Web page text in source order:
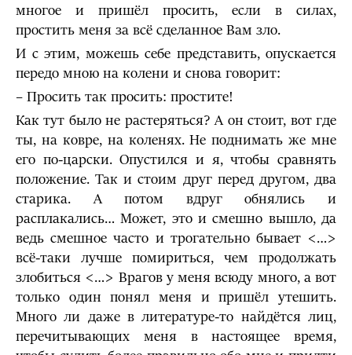
многое и пришёл просить, если в силах,
простить меня за всё сделанное Вам зло.
И с этим, можешь себе представить, опускается
передо мною на колени и снова говорит:
– Просить так просить: простите!
Как тут было не растеряться? А он стоит, вот где
ты, на ковре, на коленях. Не поднимать же мне
его по-царски. Опустился и я, чтобы сравнять
положение. Так и стоим друг перед другом, два
старика. А потом вдруг обнялись и
расплакались… Может, это и смешно вышло, да
ведь смешное часто и трогательно бывает <…>
всё-таки лучше помириться, чем продолжать
злобиться <…> Врагов у меня всюду много, а вот
только один понял меня и пришёл утешить.
Много ли даже в литературе-то найдётся лиц,
перечитывающих меня в настоящее время,